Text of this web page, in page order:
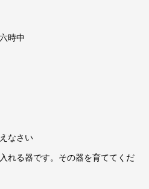
時中
なさい
れる器です。その器を育ててくだ